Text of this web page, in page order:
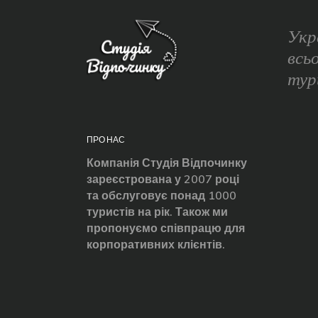
ПРО НАС
Компанія Студія Відпочинку
зареєстрована у 2007 році
та обслуговує понад 1000
туристів на рік. Також ми
пропонуємо співпрацю для
корпоративних клієнтів.